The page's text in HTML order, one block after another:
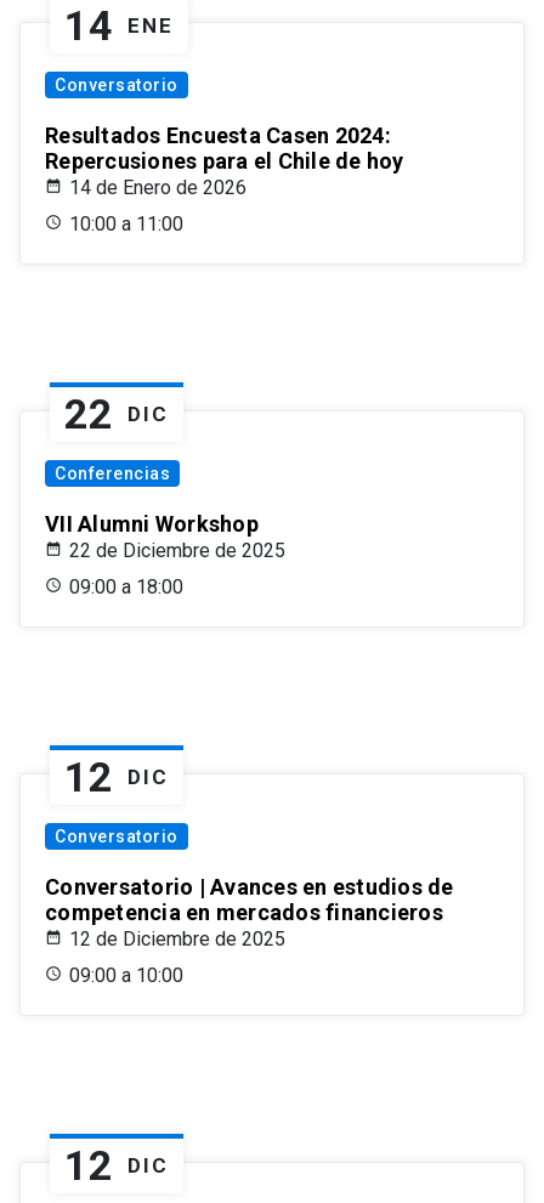
14 ENE
Conversatorio
Resultados Encuesta Casen 2024:
Repercusiones para el Chile de hoy
14 de Enero de 2026
10:00 a 11:00
22 DIC
Conferencias
VII Alumni Workshop
22 de Diciembre de 2025
09:00 a 18:00
12 DIC
Conversatorio
Conversatorio | Avances en estudios de
competencia en mercados financieros
12 de Diciembre de 2025
09:00 a 10:00
12 DIC